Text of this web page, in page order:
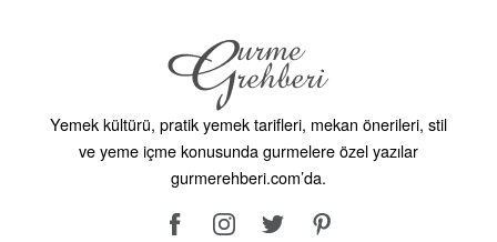
egzotik ve çeşitli tatları mutfağınıza taşıyabilirsiniz.
Her tarif, Uzakdoğu’nun geleneksel tatlarını ve
pişirme yöntemlerini yansıtır. Uzakdoğu mutfağının bu
özel lezzetlerini keşfetmek ve sofralarınızı
şenlendirmek için tariflerimizi deneyin. Afiyet olsun!
Yemek kültürü, pratik yemek tarifleri, mekan önerileri, stil
ve yeme içme konusunda gurmelere özel yazılar
gurmerehberi.com’da.